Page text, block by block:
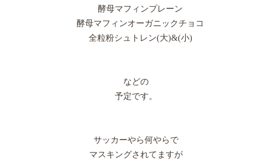
酵母マフィンプレーン
酵母マフィンオーガニックチョコ
全粒粉シュトレン(大)&(小)
などの
予定です。
サッカーやら何やらで
マスキングされてますが